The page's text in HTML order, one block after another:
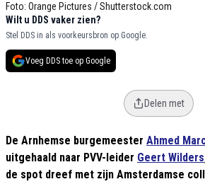
Foto: Orange Pictures / Shutterstock.com
Wilt u DDS vaker zien?
Stel DDS in als voorkeursbron op Google.
Voeg DDS toe op Google
Delen met
De Arnhemse burgemeester Ahmed
uitgehaald naar PVV-leider Geert Wilders
de spot dreef met zijn Amsterdamse